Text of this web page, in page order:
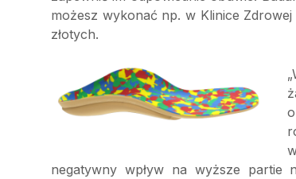
możesz wykonać np. w Klinice
złotych.
negatywny wpływ na wyższe partie